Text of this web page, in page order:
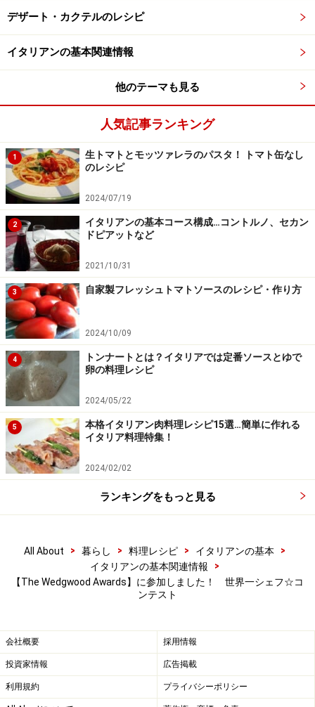
デザート・カクテルのレシピ
イタリアンの基本関連情報
他のテーマも見る
人気記事ランキング
1
生トマトとモッツァレラのパスタ！ トマト缶なし
のレシピ
2024/07/19
2
イタリアンの基本コース構成…コントルノ、セカン
ドピアットなど
2021/10/31
3 自家製フレッシュトマトソースのレシピ・作り方
2024/10/09
4
トンナートとは？イタリアでは定番ソースとゆで
卵の料理レシピ
2024/05/22
5
本格イタリアン肉料理レシピ15選…簡単に作れる
イタリア料理特集！
2024/02/02
ランキングをもっと見る
All About > 暮らし > 料理レシピ > イタリアンの基本
>
イタリアンの基本関連情報
>
【The Wedgwood Awards】に参加しました！ 世界一シェフ☆コ
ンテスト
会社概要 採用情報
投資家情報 広告掲載
利用規約 プライバシーポリシー